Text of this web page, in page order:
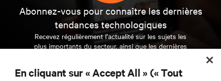
Abonnez-vous pour connaître les dernières
tendances technologiques
Recevez régulièrement l’actualité sur les sujets les
plus importants du secteur, ainsi que les dernières
et des infrastructures informatiques critiques.
En cliquant sur « Accept All » (« Tout